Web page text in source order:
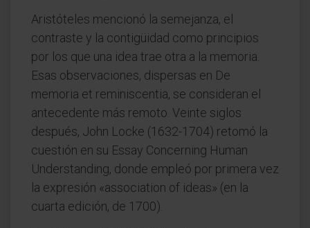
Aristóteles mencionó la semejanza, el
contraste y la contigüidad como principios
por los que una idea trae otra a la memoria.
Esas observaciones, dispersas en De
memoria et reminiscentia, se consideran el
antecedente más remoto. Veinte siglos
después, John Locke (1632-1704) retomó la
cuestión en su Essay Concerning Human
Understanding, donde empleó por primera vez
la expresión «association of ideas» (en la
cuarta edición, de 1700).